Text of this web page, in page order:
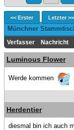
<< Erster Letzter >>
Münchner
Verfasser Nachricht
Luminous Flower
Werde kommen
Herdentier
diesmal bin ich auch